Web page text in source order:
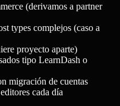
(derivamos a partner
types complejos (caso a
proyecto aparte)
tipo LearnDash o
migración de cuentas
cada día